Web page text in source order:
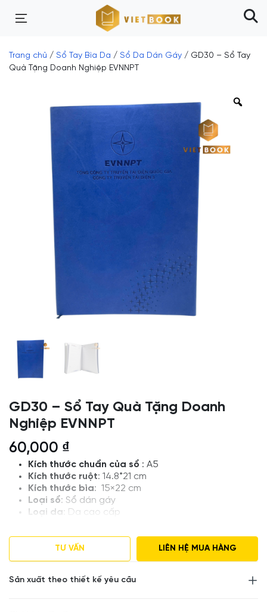
Trang chủ / Sổ Tay Bìa Da / Sổ Da Dán Gáy / GD30 – Sổ Tay
Quà Tặng Doanh Nghiệp EVNNPT
GD30 – Sổ Tay Quà Tặng Doanh
Nghiệp EVNNPT
60,000 ₫
Kích thước chuẩn của sổ : A5
Kích thước ruột: 14.8*21 cm
Kích thước bìa: 15×22 cm
Loại sổ: Sổ dán gáy
Loại da: Da cao cấp
Giá tham khảo , Số lượng đặt hàng tối thiểu 50
Số lượng khác vui lòng liên hệ để được tư vấn
TƯ VẤN LIÊN HỆ MUA HÀNG
Sản xuất theo thiết kế yêu cầu